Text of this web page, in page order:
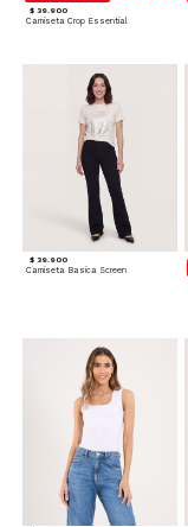
$ 39.900
Camiseta Crop Essential
$ 39.900
Camiseta Basica Screen